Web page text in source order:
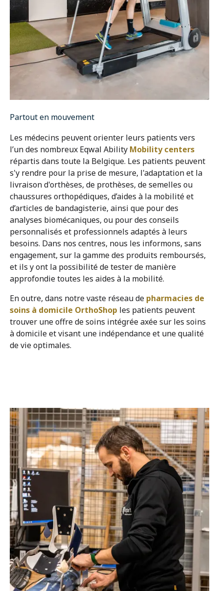
Partout en mouvement
Les médecins peuvent orienter leurs patients vers
l’un des nombreux Eqwal Ability Mobility centers
répartis dans toute la Belgique. Les patients peuvent
s'y rendre pour la prise de mesure, l'adaptation et la
livraison d'orthèses, de prothèses, de semelles ou
chaussures orthopédiques, d’aides à la mobilité et
d’articles de bandagisterie, ainsi que pour des
analyses biomécaniques, ou pour des conseils
personnalisés et professionnels adaptés à leurs
besoins. Dans nos centres, nous les informons, sans
engagement, sur la gamme des produits remboursés,
et ils y ont la possibilité de tester de manière
approfondie toutes les aides à la mobilité.
En outre, dans notre vaste réseau de pharmacies de
soins à domicile OrthoShop les patients peuvent
trouver une offre de soins intégrée axée sur les soins
à domicile et visant une indépendance et une qualité
de vie optimales.